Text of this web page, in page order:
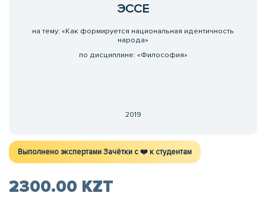
ЭССЕ
на тему: «Как формируется национальная идентичность
народа»
по дисциплине: «Философия»
2019
Выполнено экспертами Зачётки c ❤️ к студентам
2300.00 KZT